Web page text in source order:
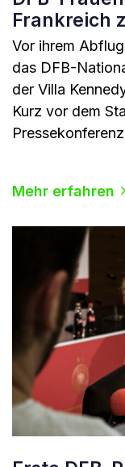
Frankreich
Vor ihrem
das DFB-
der Villa
Kurz vor dem
Mehr erfahren